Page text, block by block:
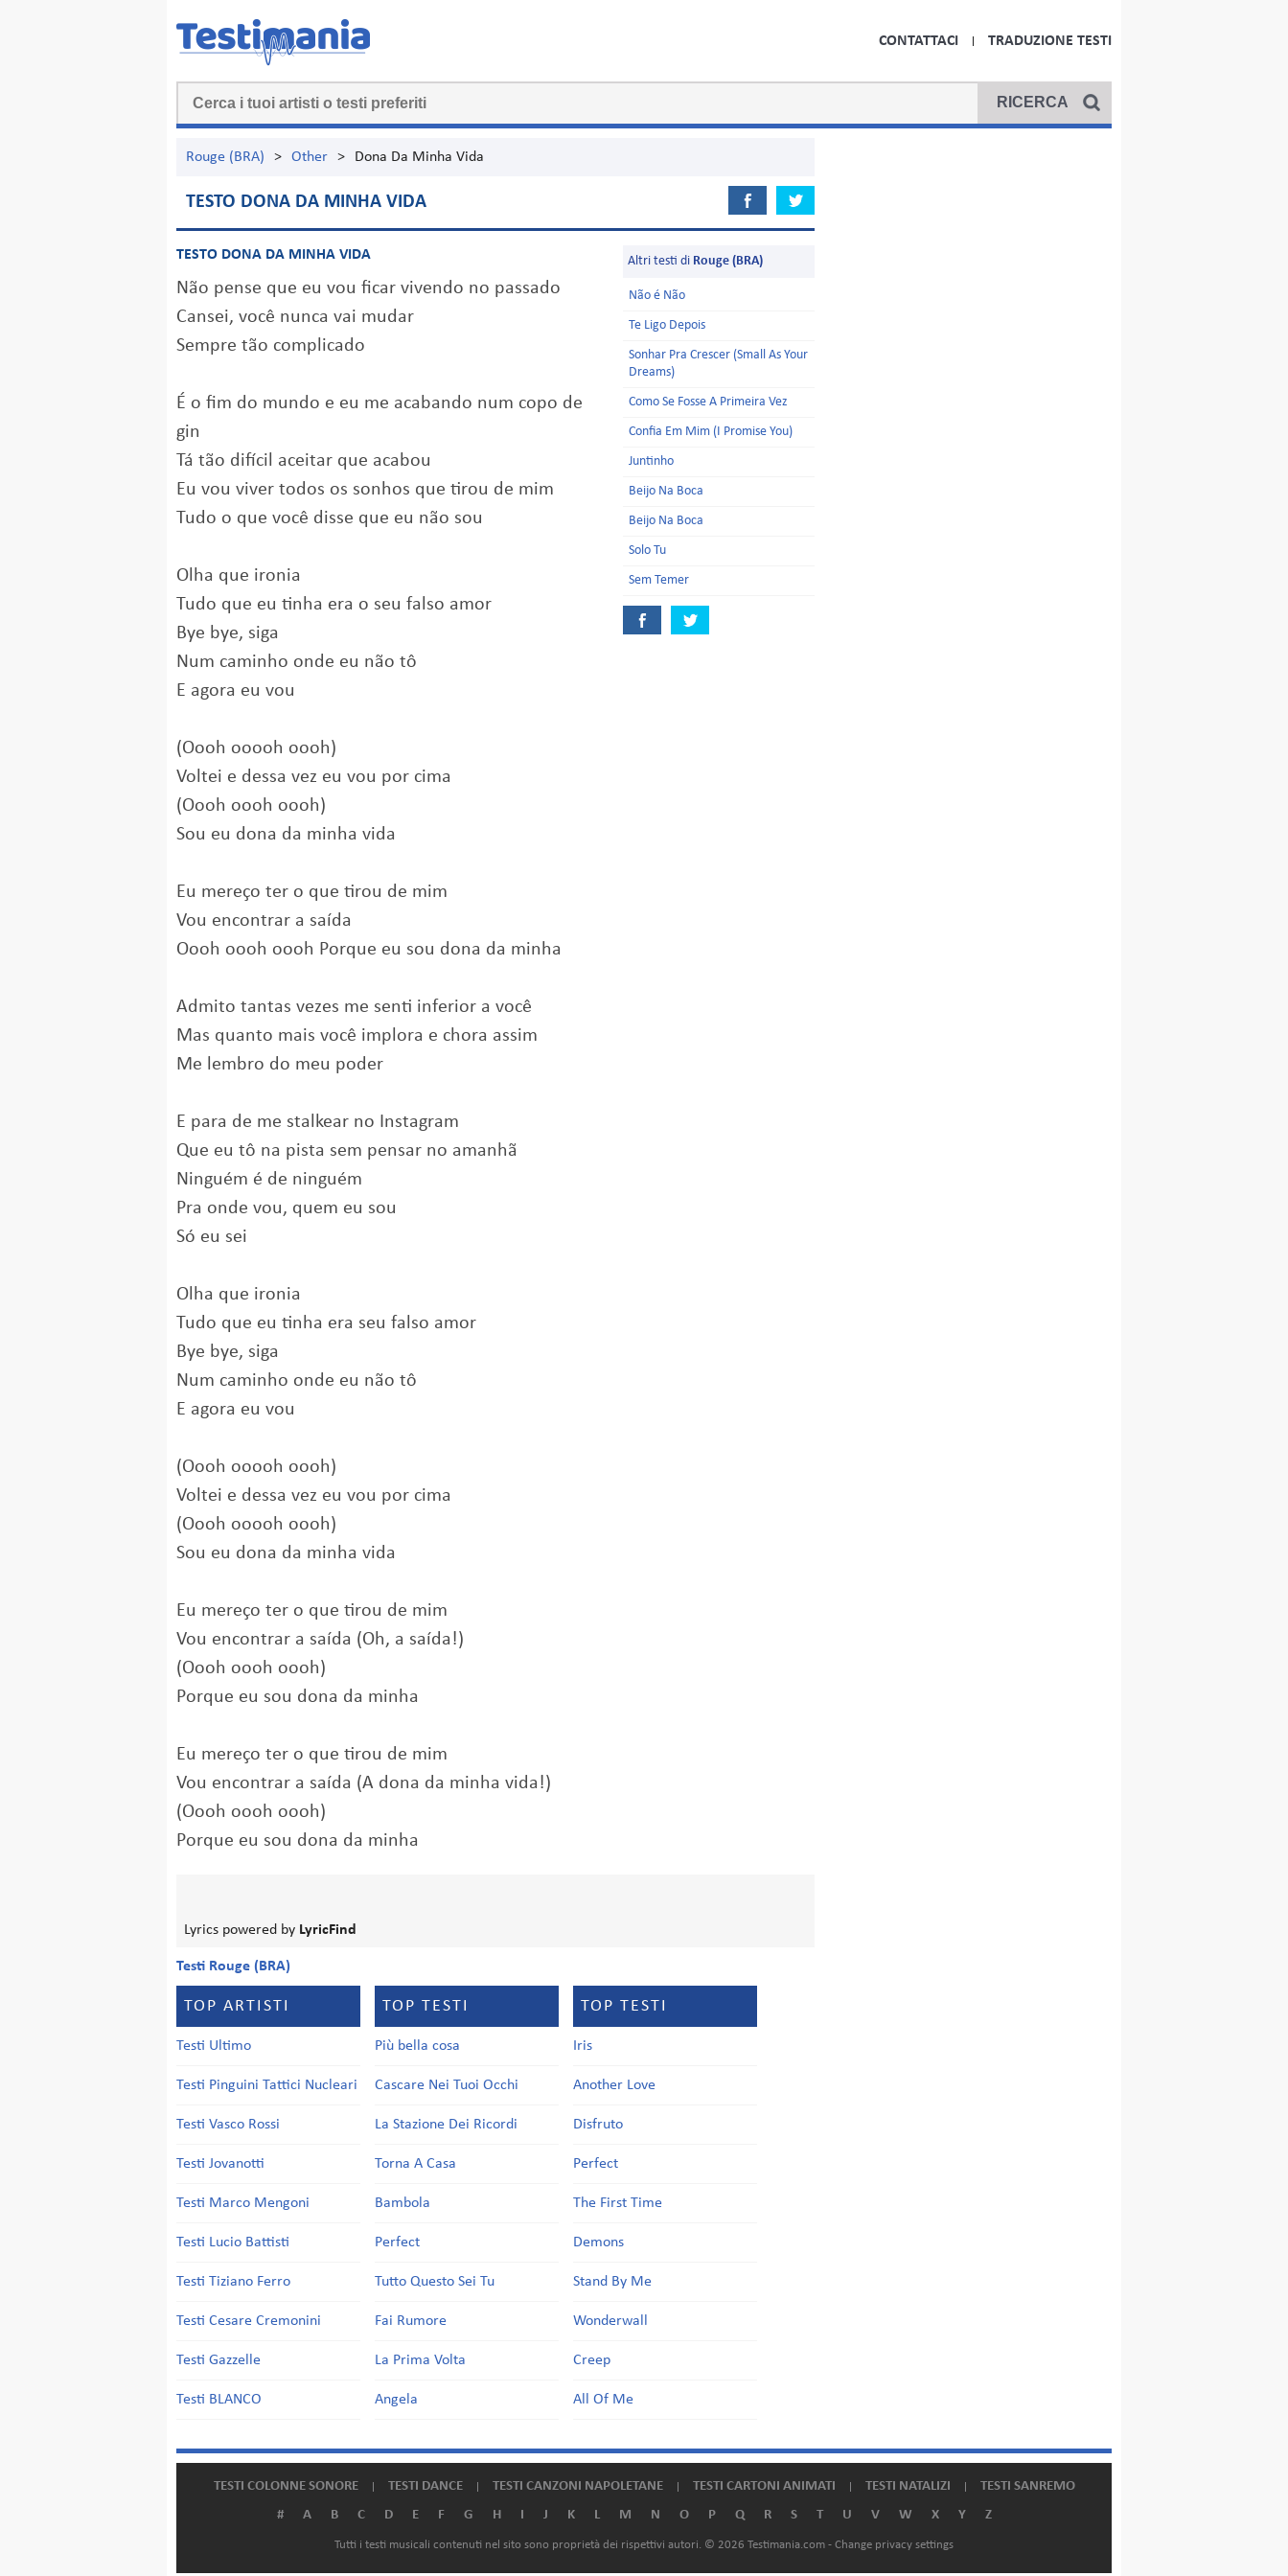
CONTATTACI TRADUZIONE TESTI
Rouge (BRA) > Other > Dona Da Minha Vida
TESTO DONA DA MINHA VIDA
TESTO DONA DA MINHA VIDA
Não pense que eu vou ficar vivendo no passado
Cansei, você nunca vai mudar
Sempre tão complicado
É o fim do mundo e eu me acabando num copo de
gin
Tá tão difícil aceitar que acabou
Eu vou viver todos os sonhos que tirou de mim
Tudo o que você disse que eu não sou
Olha que ironia
Tudo que eu tinha era o seu falso amor
Bye bye, siga
Num caminho onde eu não tô
E agora eu vou
(Oooh ooooh oooh)
Voltei e dessa vez eu vou por cima
(Oooh oooh oooh)
Sou eu dona da minha vida
Eu mereço ter o que tirou de mim
Vou encontrar a saída
Oooh oooh oooh Porque eu sou dona da minha
Admito tantas vezes me senti inferior a você
Mas quanto mais você implora e chora assim
Me lembro do meu poder
E para de me stalkear no Instagram
Que eu tô na pista sem pensar no amanhã
Ninguém é de ninguém
Pra onde vou, quem eu sou
Só eu sei
Olha que ironia
Tudo que eu tinha era seu falso amor
Bye bye, siga
Num caminho onde eu não tô
E agora eu vou
(Oooh ooooh oooh)
Voltei e dessa vez eu vou por cima
(Oooh ooooh oooh)
Sou eu dona da minha vida
Eu mereço ter o que tirou de mim
Vou encontrar a saída (Oh, a saída!)
(Oooh oooh oooh)
Porque eu sou dona da minha
Eu mereço ter o que tirou de mim
Vou encontrar a saída (A dona da minha vida!)
(Oooh oooh oooh)
Porque eu sou dona da minha
Altri testi di Rouge (BRA)
Não é Não
Te Ligo Depois
Sonhar Pra Crescer (Small As Your
Dreams)
Como Se Fosse A Primeira Vez
Confia Em Mim (I Promise You)
Juntinho
Beijo Na Boca
Beijo Na Boca
Solo Tu
Sem Temer
Lyrics powered by LyricFind
Testi Rouge (BRA)
TOP ARTISTI
Testi Ultimo
Testi Pinguini Tattici Nucleari
Testi Vasco Rossi
Testi Jovanotti
Testi Marco Mengoni
Testi Lucio Battisti
Testi Tiziano Ferro
Testi Cesare Cremonini
Testi Gazzelle
Testi BLANCO
TOP TESTI
Più bella cosa
Cascare Nei Tuoi Occhi
La Stazione Dei Ricordi
Torna A Casa
Bambola
Perfect
Tutto Questo Sei Tu
Fai Rumore
La Prima Volta
Angela
TOP TESTI
Iris
Another Love
Disfruto
Perfect
The First Time
Demons
Stand By Me
Wonderwall
Creep
All Of Me
TESTI COLONNE SONORE TESTI DANCE TESTI CANZONI NAPOLETANE TESTI CARTONI ANIMATI TESTI NATALIZI
TESTI SANREMO
#
A B C D E F G H I J K L M N O P Q R S T U V W X Y Z
Tutti i testi musicali contenuti nel sito sono proprietà dei rispettivi autori. © 2026 Testimania.com - Change privacy settings